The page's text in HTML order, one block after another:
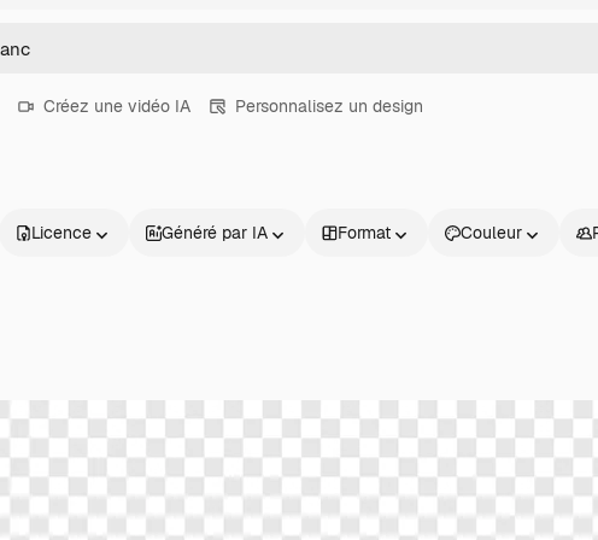
Créez une vidéo IA Personnalisez un design
Licence Généré par IA Format Couleur
Produits Commencer